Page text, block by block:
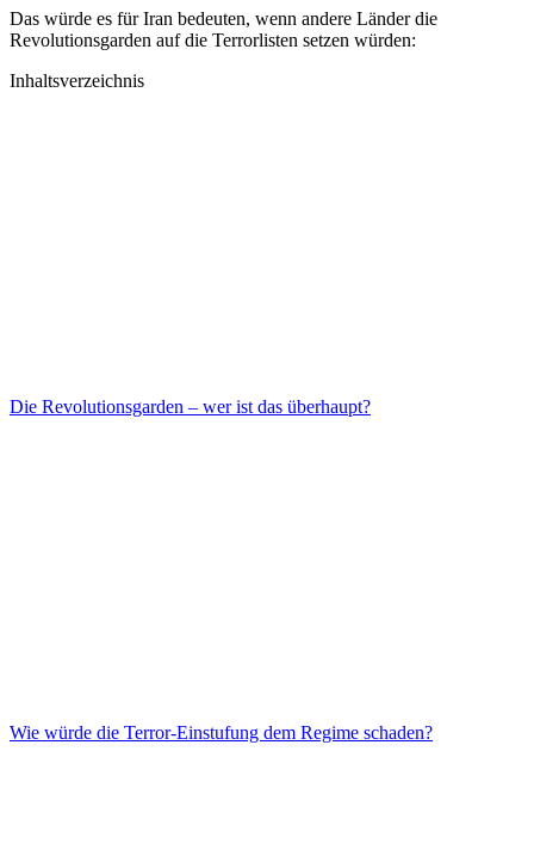
Das würde es für Iran bedeuten, wenn andere Länder die
Revolutionsgarden auf die Terrorlisten setzen würden:
Inhaltsverzeichnis
Die Revolutionsgarden – wer ist das überhaupt?
Wie würde die Terror-Einstufung dem Regime schaden?